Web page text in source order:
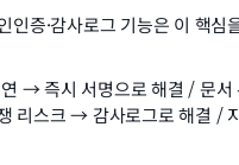
인증·감사로그 기능은 이 핵심
→ 즉시 서명으로 해결 / 문
리스크 → 감사로그로 해결 /